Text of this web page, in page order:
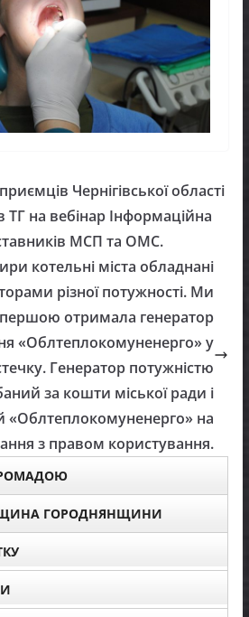
Чернігівської області
ТГ на вебінар Інформаційна
МСП та ОМС.
котельні міста обладнані
різної потужності. Ми
отримала генератор
«Облтеплокомуненерго» у
Генератор потужністю
за кошти міської ради і
«Облтеплокомуненерго» на
з правом користування.
ГОРОДНЯНЩИНИ